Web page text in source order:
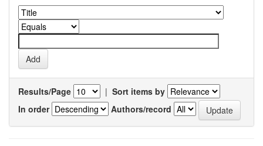
Results/Page | Sort items by
In order
Authors/record